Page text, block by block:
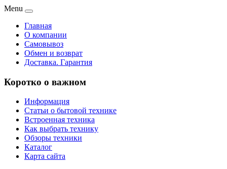
Menu
Главная
О компании
Самовывоз
Обмен и возврат
Доставка. Гарантия
Коротко о важном
Информация
Статьи о бытовой технике
Встроенная техника
Как выбрать технику
Обзоры техники
Каталог
Карта сайта